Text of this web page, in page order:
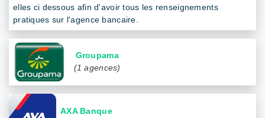
elles ci dessous afin d'avoir tous les renseignements
pratiques sur l'agence bancaire.
Groupama
(1 agences)
AXA Banque